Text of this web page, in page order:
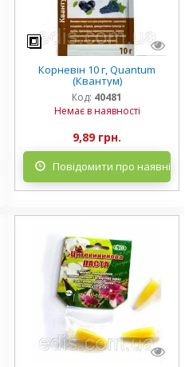
Корневін 10 г, Quantum
(Квантум)
Код: 40481
Немає в наявності
9,89 грн.
Повідомити про